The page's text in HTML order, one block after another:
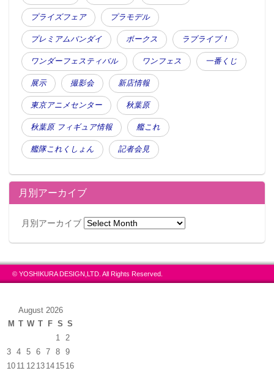
プライズフェア プラモデル
プレミアムバンダイ ボークス ラブライブ！
ワンダーフェスティバル ワンフェス 一番くじ
展示 撮影会 新店情報
東京アニメセンター 秋葉原
秋葉原 フィギュア情報 艦これ
艦隊これくしょん 記者会見
月別アーカイブ
月別アーカイブ
© YOSHIKURA DESIGN,LTD. All Rights Reserved.
August 2026
M T W T F S S
1
2
3
4 5 6 7 8
9
10 11 12 13 14 15 16